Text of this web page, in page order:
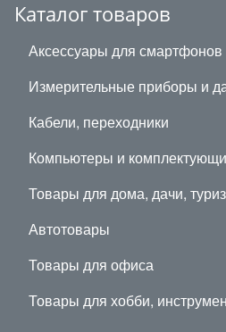
Каталог товаров
Аксессуары для
Измерительные приборы и
Кабели, переходники
Компьютеры и
Товары для дома, дачи,
Автотовары
Товары для офиса
Товары для хобби,